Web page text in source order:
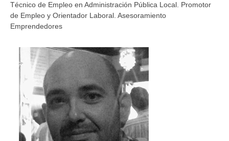
Técnico de Empleo en Administración Pública Local. Promotor
de Empleo y Orientador Laboral. Asesoramiento
Emprendedores